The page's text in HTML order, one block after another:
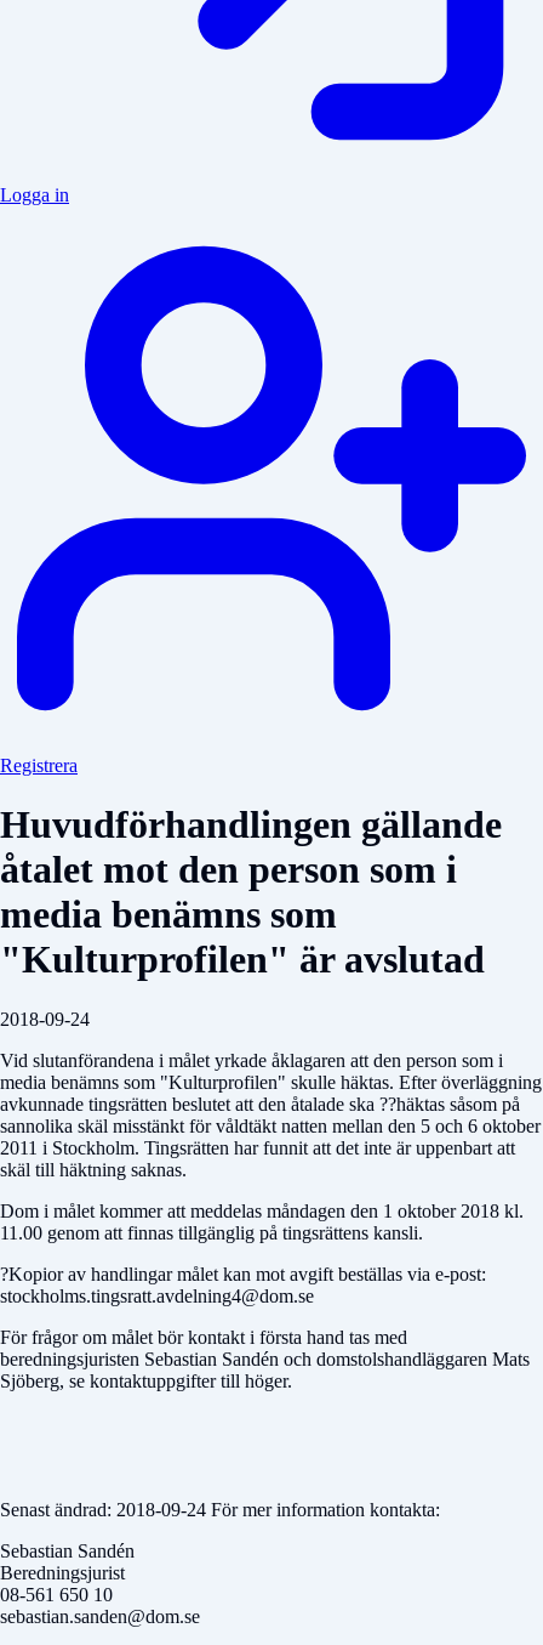
Logga in
Registrera
Huvudförhandlingen gällande
åtalet mot den person som i
media benämns som
"Kulturprofilen" är avslutad
2018-09-24
Vid slutanförandena i målet yrkade åklagaren att den person som i
media benämns som "Kulturprofilen" skulle häktas. Efter överläggning
avkunnade tingsrätten beslutet att den åtalade ska ??häktas såsom på
sannolika skäl misstänkt för våldtäkt natten mellan den 5 och 6 oktober
2011 i Stockholm. Tingsrätten har funnit att det inte är uppenbart att
skäl till häktning saknas.
Dom i målet kommer att meddelas måndagen den 1 oktober 2018 kl.
11.00 genom att finnas tillgänglig på tingsrättens kansli.
?Kopior av handlingar målet kan mot avgift beställas via e-post:
stockholms.tingsratt.avdelning4@dom.se
För frågor om målet bör kontakt i första hand tas med
beredningsjuristen Sebastian Sandén och domstolshandläggaren Mats
Sjöberg, se kontaktuppgifter till höger.
Senast ändrad: 2018-09-24 För mer information kontakta:
Sebastian Sandén
Beredningsjurist
08-561 650 10
sebastian.sanden@dom.se